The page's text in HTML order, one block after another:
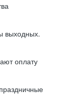
выходных.
оплату